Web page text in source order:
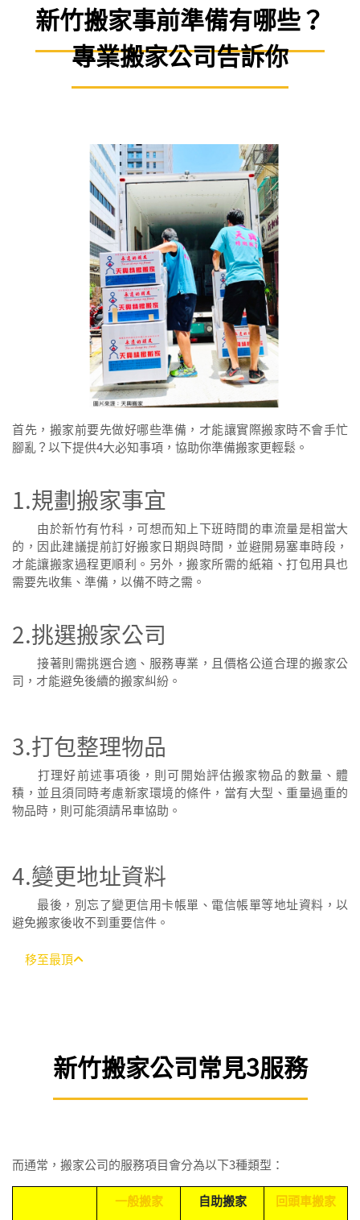
新竹搬家事前準備有哪些？
專業搬家公司告訴你
首先，搬家前要先做好哪些準備，才能讓實際搬家時不會手忙
腳亂？以下提供4大必知事項，協助你準備搬家更輕鬆。
1.規劃搬家事宜
由於新竹有竹科，可想而知上下班時間的車流量是相當大
的，因此建議提前訂好搬家日期與時間，並避開易塞車時段，
才能讓搬家過程更順利。另外，搬家所需的紙箱、打包用具也
需要先收集、準備，以備不時之需。
2.挑選搬家公司
接著則需挑選合適、服務專業，且價格公道合理的搬家公
司，才能避免後續的搬家糾紛。
3.打包整理物品
打理好前述事項後，則可開始評估搬家物品的數量、體
積，並且須同時考慮新家環境的條件，當有大型、重量過重的
物品時，則可能須請吊車協助。
4.變更地址資料
最後，別忘了變更信用卡帳單、電信帳單等地址資料，以
避免搬家後收不到重要信件。
移至最頂
新竹搬家公司常見3服務
而通常，搬家公司的服務項目會分為以下3種類型：
一般搬家 自助搬家 回頭車搬家